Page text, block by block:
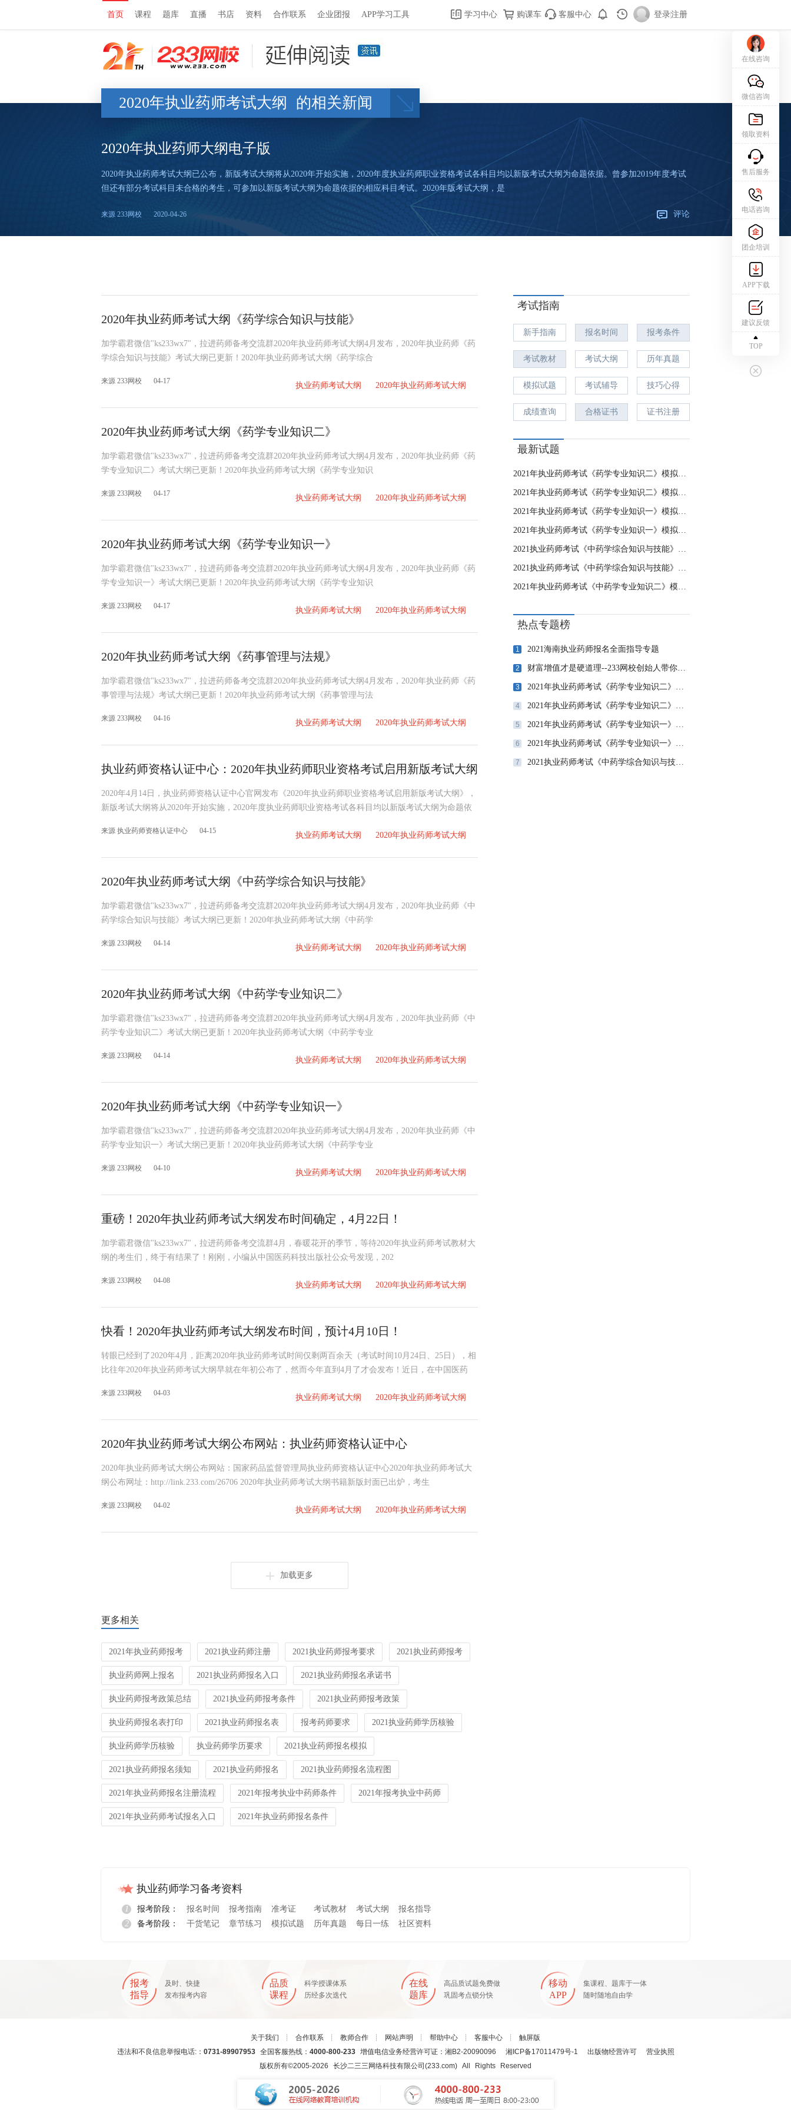
首页 课程 题库 直播 书店 资料 合作联系 企业团报 APP学习工具 学习中心 购课车 客服中心 登录|注册
2020年执业药师考试大纲 的相关新闻
2020年执业药师大纲电子版
2020年执业药师考试大纲已公布，新版考试大纲将从2020年开始实施，2020年度执业药师职业资格考试各科目均以新版考试大纲为命题依据。曾参加2019年度考试
但还有部分考试科目未合格的考生，可参加以新版考试大纲为命题依据的相应科目考试。2020年版考试大纲，是
来源 233网校 2020-04-26 评论
2020年执业药师考试大纲《药学综合知识与技能》
加学霸君微信"ks233wx7"，拉进药师备考交流群2020年执业药师考试大纲4月发布，2020年执业药师《药
学综合知识与技能》考试大纲已更新！2020年执业药师考试大纲《药学综合
来源 233网校 04-17 执业药师考试大纲 2020年执业药师考试大纲
2020年执业药师考试大纲《药学专业知识二》
加学霸君微信"ks233wx7"，拉进药师备考交流群2020年执业药师考试大纲4月发布，2020年执业药师《药
学专业知识二》考试大纲已更新！2020年执业药师考试大纲《药学专业知识
来源 233网校 04-17 执业药师考试大纲 2020年执业药师考试大纲
2020年执业药师考试大纲《药学专业知识一》
加学霸君微信"ks233wx7"，拉进药师备考交流群2020年执业药师考试大纲4月发布，2020年执业药师《药
学专业知识一》考试大纲已更新！2020年执业药师考试大纲《药学专业知识
来源 233网校 04-17 执业药师考试大纲 2020年执业药师考试大纲
2020年执业药师考试大纲《药事管理与法规》
加学霸君微信"ks233wx7"，拉进药师备考交流群2020年执业药师考试大纲4月发布，2020年执业药师《药
事管理与法规》考试大纲已更新！2020年执业药师考试大纲《药事管理与法
来源 233网校 04-16 执业药师考试大纲 2020年执业药师考试大纲
执业药师资格认证中心：2020年执业药师职业资格考试启用新版考试大纲
2020年4月14日，执业药师资格认证中心官网发布《2020年执业药师职业资格考试启用新版考试大纲》，
新版考试大纲将从2020年开始实施，2020年度执业药师职业资格考试各科目均以新版考试大纲为命题依
来源 执业药师资格认证中心 04-15 执业药师考试大纲 2020年执业药师考试大纲
2020年执业药师考试大纲《中药学综合知识与技能》
加学霸君微信"ks233wx7"，拉进药师备考交流群2020年执业药师考试大纲4月发布，2020年执业药师《中
药学综合知识与技能》考试大纲已更新！2020年执业药师考试大纲《中药学
来源 233网校 04-14 执业药师考试大纲 2020年执业药师考试大纲
2020年执业药师考试大纲《中药学专业知识二》
加学霸君微信"ks233wx7"，拉进药师备考交流群2020年执业药师考试大纲4月发布，2020年执业药师《中
药学专业知识二》考试大纲已更新！2020年执业药师考试大纲《中药学专业
来源 233网校 04-14 执业药师考试大纲 2020年执业药师考试大纲
2020年执业药师考试大纲《中药学专业知识一》
加学霸君微信"ks233wx7"，拉进药师备考交流群2020年执业药师考试大纲4月发布，2020年执业药师《中
药学专业知识一》考试大纲已更新！2020年执业药师考试大纲《中药学专业
来源 233网校 04-10 执业药师考试大纲 2020年执业药师考试大纲
重磅！2020年执业药师考试大纲发布时间确定，4月22日！
加学霸君微信"ks233wx7"，拉进药师备考交流群4月，春暖花开的季节，等待2020年执业药师考试教材大
纲的考生们，终于有结果了！刚刚，小编从中国医药科技出版社公众号发现，202
来源 233网校 04-08 执业药师考试大纲 2020年执业药师考试大纲
快看！2020年执业药师考试大纲发布时间，预计4月10日！
转眼已经到了2020年4月，距离2020年执业药师考试时间仅剩两百余天（考试时间10月24日、25日），相
比往年2020年执业药师考试大纲早就在年初公布了，然而今年直到4月了才会发布！近日，在中国医药
来源 233网校 04-03 执业药师考试大纲 2020年执业药师考试大纲
2020年执业药师考试大纲公布网站：执业药师资格认证中心
2020年执业药师考试大纲公布网站：国家药品监督管理局执业药师资格认证中心2020年执业药师考试大
纲公布网址：http://link.233.com/26706 2020年执业药师考试大纲书籍新版封面已出炉，考生
来源 233网校 04-02 执业药师考试大纲 2020年执业药师考试大纲
加载更多
更多相关
2021年执业药师报考 2021执业药师注册 2021执业药师报考要求 2021执业药师报考
执业药师网上报名 2021执业药师报名入口 2021执业药师报名承诺书
执业药师报考政策总结 2021执业药师报考条件 2021执业药师报考政策
执业药师报名表打印 2021执业药师报名表 报考药师要求 2021执业药师学历核验
执业药师学历核验 执业药师学历要求 2021执业药师报名模拟
2021执业药师报名须知 2021执业药师报名 2021执业药师报名流程图
2021年执业药师报名注册流程 2021年报考执业中药师条件 2021年报考执业中药师
2021年执业药师考试报名入口 2021年执业药师报名条件
考试指南
新手指南 报名时间 报考条件
考试教材 考试大纲 历年真题
模拟试题 考试辅导 技巧心得
成绩查询 合格证书 证书注册
最新试题
2021年执业药师考试《药学专业知识二》模拟试题二
2021年执业药师考试《药学专业知识二》模拟试题一
2021年执业药师考试《药学专业知识一》模拟试题二
2021年执业药师考试《药学专业知识一》模拟试题一
2021执业药师考试《中药学综合知识与技能》模拟试题一
2021执业药师考试《中药学综合知识与技能》模拟试题二
2021年执业药师考试《中药学专业知识二》模拟试题二
热点专题榜
1 2021海南执业药师报名全面指导专题
2 财富增值才是硬道理--233网校创始人带你开启价值投资之路
3 2021年执业药师考试《药学专业知识二》模拟试题二
4 2021年执业药师考试《药学专业知识二》模拟试题一
5 2021年执业药师考试《药学专业知识一》模拟试题二
6 2021年执业药师考试《药学专业知识一》模拟试题一
7 2021执业药师考试《中药学综合知识与技能》模拟试题一
执业药师学习备考资料
1 报考阶段： 报名时间 报考指南 准考证 考试教材 考试大纲
报名指导
2
备考阶段： 干货笔记 章节练习 模拟试题 历年真题 每日一练 社区资料
报考
指导
及时、快捷
发布报考内容
品质
课程
科学授课体系
历经多次迭代
在线
题库
高品质试题免费做
巩固考点锁分快
移动
APP
集课程、题库于一体
随时随地自由学
关于我们 ┊ 合作联系 ┊ 教师合作 ┊ 网站声明 ┊ 帮助中心 ┊ 客服中心 ┊ 触屏版
违法和不良信息举报电话:： 0731-89907953全国客服热线： 4000-800-233增值电信业务经营许可证：湘B2-20090096 湘ICP备17011479号-1 出版物经营许可
营业执照
版权所有©2005-2026 长沙二三三网络科技有限公司(233.com) All Rights Reserved
在线咨询
微信咨询
领取资料
售后服务
电话咨询
团企培训
APP下载
建议反馈
TOP